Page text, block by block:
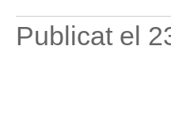
Publicat el